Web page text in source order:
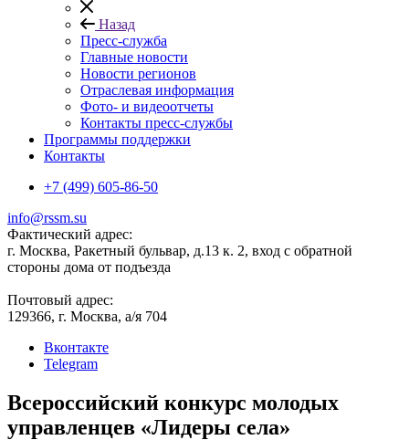
Назад
Пресс-служба
Главные новости
Новости регионов
Отраслевая информация
Фото- и видеоотчеты
Контакты пресс-службы
Программы поддержки
Контакты
+7 (499) 605-86-50
info@rssm.su
Фактический адрес:
г. Москва, Ракетный бульвар, д.13 к. 2, вход с обратной
стороны дома от подъезда
Почтовый адрес:
129366, г. Москва, а/я 704
Вконтакте
Telegram
Всероссийский конкурс молодых
управленцев «Лидеры села»